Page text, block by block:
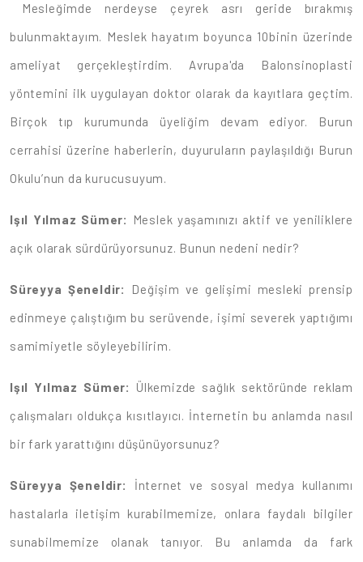
Mesleğimde nerdeyse çeyrek asrı geride bırakmış
bulunmaktayım. Meslek hayatım boyunca 10binin üzerinde
ameliyat gerçekleştirdim. Avrupa'da Balonsinoplasti
yöntemini ilk uygulayan doktor olarak da kayıtlara geçtim.
Birçok tıp kurumunda üyeliğim devam ediyor. Burun
cerrahisi üzerine haberlerin, duyuruların paylaşıldığı Burun
Okulu’nun da kurucusuyum.
Işıl Yılmaz Sümer:
Meslek yaşamınızı aktif ve yeniliklere
açık olarak sürdürüyorsunuz. Bunun nedeni nedir?
Süreyya Şeneldir:
Değişim ve gelişimi mesleki prensip
edinmeye çalıştığım bu serüvende, işimi severek yaptığımı
samimiyetle söyleyebilirim.
Işıl Yılmaz Sümer:
Ülkemizde sağlık sektöründe reklam
çalışmaları oldukça kısıtlayıcı. İnternetin bu anlamda nasıl
bir fark yarattığını düşünüyorsunuz?
Süreyya Şeneldir:
İnternet ve sosyal medya kullanımı
hastalarla iletişim kurabilmemize, onlara faydalı bilgiler
sunabilmemize olanak tanıyor. Bu anlamda da fark